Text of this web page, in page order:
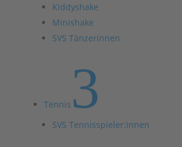
Kiddyshake
Minishake
SVS Tänzerinnen
Tennis 3
SVS Tennisspieler:innen